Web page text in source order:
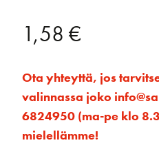
1,58 €
Ota yhteyttä, jos
valinnassa joko
6824950 (ma-pe klo
mielellämme!